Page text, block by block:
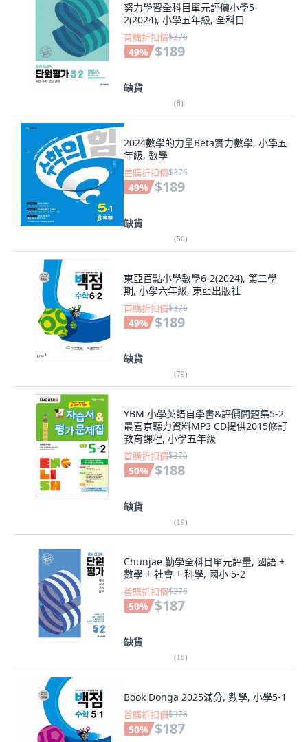
努力學習全科目單元評價小學5-
2(2024), 小學五年級, 全科目
首購折扣價$376
49% $189
缺貨
(8)
2024數學的力量Beta實力數學, 小學五
年級, 數學
首購折扣價$376
49% $189
缺貨
(50)
東亞百點小學數學6-2(2024), 第二學
期, 小學六年級, 東亞出版社
首購折扣價$376
49% $189
缺貨
(79)
YBM 小學英語自學書&評價問題集5-2
最喜京聽力資料MP3 CD提供2015修訂
教育課程, 小學五年級
首購折扣價$376
50% $188
缺貨
(19)
Chunjae 勤學全科目單元評量, 國語 +
數學 + 社會 + 科學, 國小 5-2
首購折扣價$376
50% $187
缺貨
(18)
Book Donga 2025滿分, 數學, 小學5-1
首購折扣價$376
50% $187